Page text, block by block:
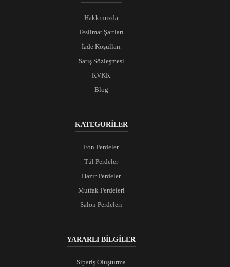
Hakkımızda
Teslimat Şartları
İade Koşulları
Satış Sözleşmesi
KVKK
Blog
KATEGORİLER
Fon Perdeler
Tül Perdeler
Hazır Perdeler
Mutfak Perdeleri
Salon Perdeleri
YARARLI BİLGİLER
Sipariş Oluşturma